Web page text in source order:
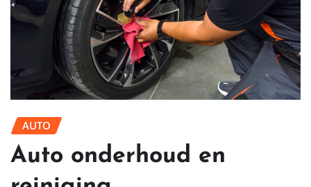
AUTO
Auto onderhoud en